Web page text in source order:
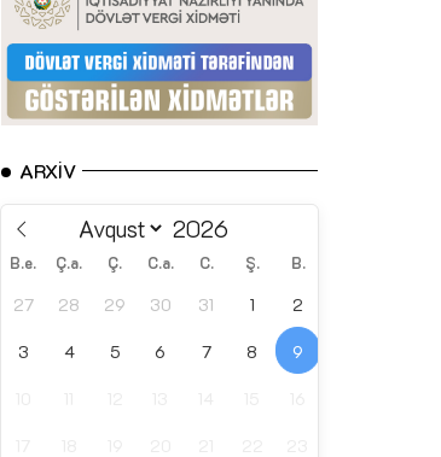
ARXIV
B.e. Ç.a. Ç. C.a. C. Ş. B.
27 28 29 30 31 1 2
3 4 5 6 7 8 9